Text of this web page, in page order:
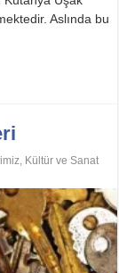
Aslında bu
Kültür ve Sanat